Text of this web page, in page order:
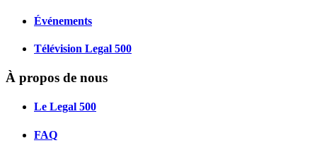
Événements
Télévision Legal 500
À propos de nous
Le Legal 500
FAQ